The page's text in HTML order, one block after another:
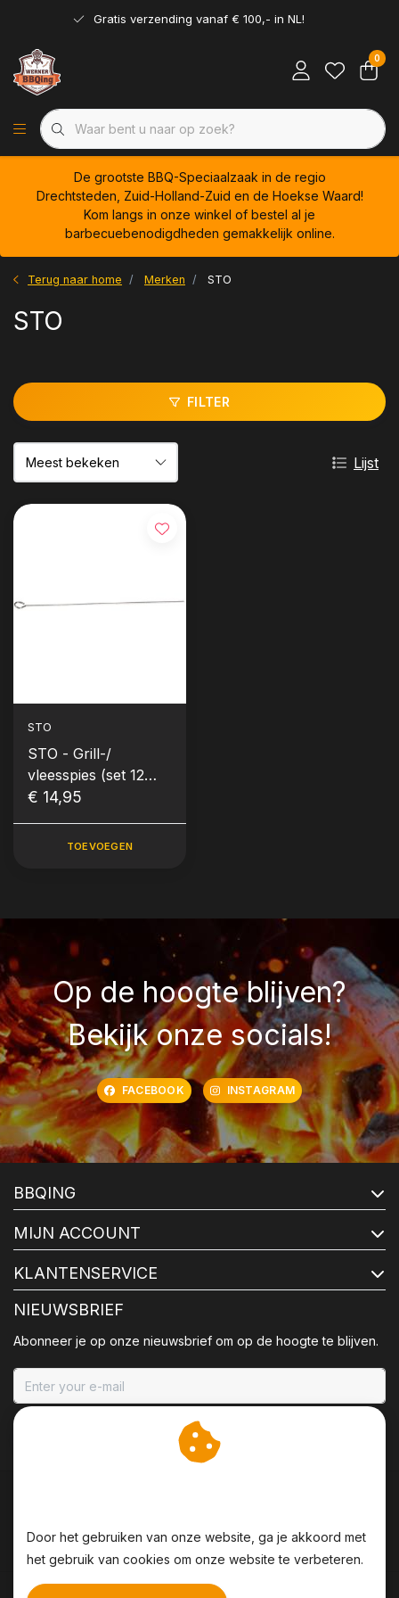
Gratis verzending vanaf € 100,- in NL!
0
De grootste BBQ-Speciaalzaak in de regio
Drechtsteden, Zuid-Holland-Zuid en de Hoekse Waard!
Kom langs in onze winkel of bestel al je
barbecuebenodigdheden gemakkelijk online.
Terug naar home Merken STO
STO
FILTER
Lijst
STO
STO - Grill-/
vleesspies (set 12
stuks) - spies / saté
€ 14,95
TOEVOEGEN
Op de hoogte blijven?
Bekijk onze socials!
FACEBOOK INSTAGRAM
BBQING
MIJN ACCOUNT
KLANTENSERVICE
NIEUWSBRIEF
Abonneer je op onze nieuwsbrief om op de hoogte te blijven.
Door het gebruiken van onze website, ga je akkoord met
het gebruik van cookies om onze website te verbeteren.